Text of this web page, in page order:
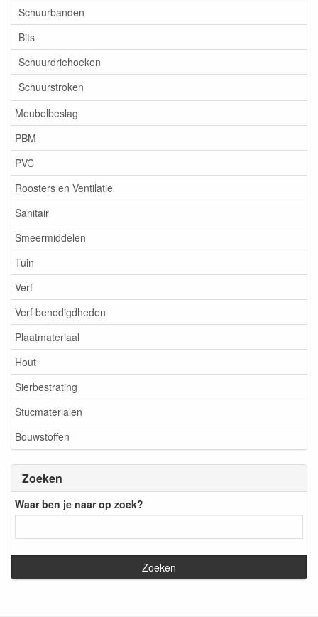
Schuurbanden
Bits
Schuurdriehoeken
Schuurstroken
Meubelbeslag
PBM
PVC
Roosters en Ventilatie
Sanitair
Smeermiddelen
Tuin
Verf
Verf benodigdheden
Plaatmateriaal
Hout
Sierbestrating
Stucmaterialen
Bouwstoffen
Zoeken
Waar ben je naar op zoek?